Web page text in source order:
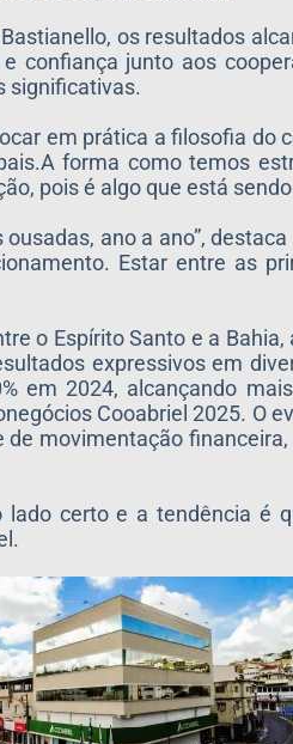
os resultados
confiança junto aos
significativas.
em prática a filosofia
forma como temos
pois é algo que está sendo
ano a ano”,
Estar entre as
o Espírito Santo e a
expressivos em
em 2024, alcançando
Cooabriel 2025. O
movimentação
certo e a tendência é